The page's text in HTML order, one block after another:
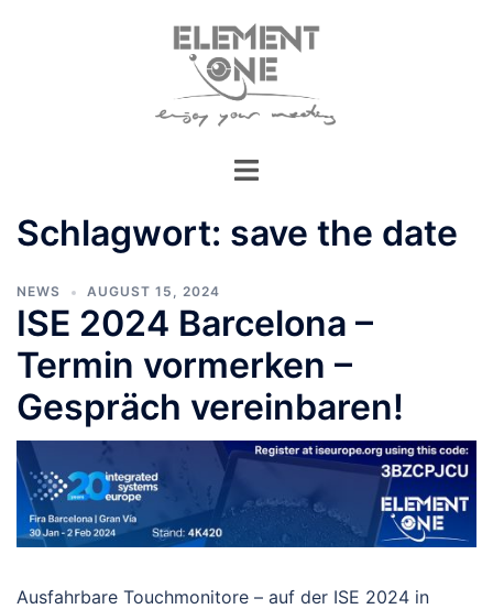
Schlagwort: save the date
NEWS AUGUST 15, 2024
ISE 2024 Barcelona –
Termin vormerken –
Gespräch vereinbaren!
Ausfahrbare Touchmonitore – auf der ISE 2024 in